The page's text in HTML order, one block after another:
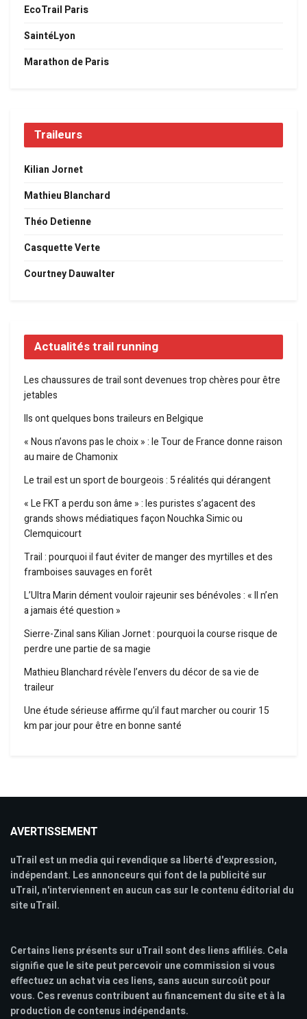
EcoTrail Paris
SaintéLyon
Marathon de Paris
Traileurs
Kilian Jornet
Mathieu Blanchard
Théo Detienne
Casquette Verte
Courtney Dauwalter
Actualités trail running
Les chaussures de trail sont devenues trop chères pour être
jetables
Ils ont quelques bons traileurs en Belgique
« Nous n’avons pas le choix » : le Tour de France donne raison
au maire de Chamonix
Le trail est un sport de bourgeois : 5 réalités qui dérangent
« Le FKT a perdu son âme » : les puristes s’agacent des
grands shows médiatiques façon Nouchka Simic ou
Clemquicourt
Trail : pourquoi il faut éviter de manger des myrtilles et des
framboises sauvages en forêt
L’Ultra Marin dément vouloir rajeunir ses bénévoles : « Il n’en
a jamais été question »
Sierre-Zinal sans Kilian Jornet : pourquoi la course risque de
perdre une partie de sa magie
Mathieu Blanchard révèle l’envers du décor de sa vie de
traileur
Une étude sérieuse affirme qu’il faut marcher ou courir 15
km par jour pour être en bonne santé
AVERTISSEMENT
uTrail est un media qui revendique sa liberté d'expression,
indépendant. Les annonceurs qui font de la publicité sur
uTrail, n'interviennent en aucun cas sur le contenu éditorial du
site uTrail.
Certains liens présents sur uTrail sont des liens affiliés. Cela
signifie que le site peut percevoir une commission si vous
effectuez un achat via ces liens, sans aucun surcoût pour
vous. Ces revenus contribuent au financement du site et à la
production de contenus indépendants.